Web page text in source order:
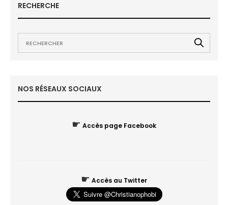
RECHERCHE
NOS RÉSEAUX SOCIAUX
☛ Accès page Facebook
☛ Accès au Twitter